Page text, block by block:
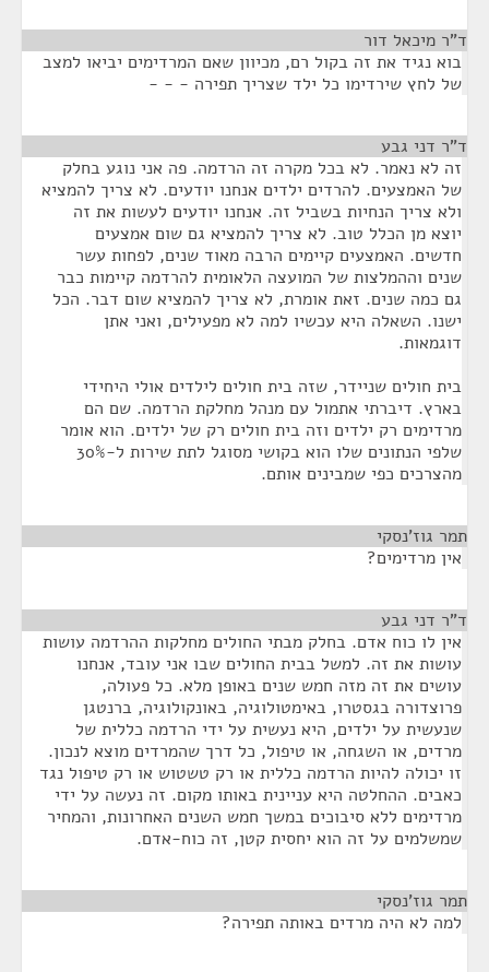
ד"ר מיכאל דור
בוא נגיד את זה בקול רם, מכיוון שאם המרדימים יביאו למצב
של לחץ שירדימו כל ילד שצריך תפירה - - -
ד"ר דני גבע
זה לא נאמר. לא בכל מקרה זה הרדמה. פה אני נוגע בחלק
של האמצעים. להרדים ילדים אנחנו יודעים. לא צריך להמציא
ולא צריך הנחיות בשביל זה. אנחנו יודעים לעשות את זה
יוצא מן הכלל טוב. לא צריך להמציא גם שום אמצעים
חדשים. האמצעים קיימים הרבה מאוד שנים, לפחות עשר
שנים וההמלצות של המועצה הלאומית להרדמה קיימות כבר
גם כמה שנים. זאת אומרת, לא צריך להמציא שום דבר. הכל
ישנו. השאלה היא עכשיו למה לא מפעילים, ואני אתן
דוגמאות.
בית חולים שניידר, שזה בית חולים לילדים אולי היחידי
בארץ. דיברתי אתמול עם מנהל מחלקת הרדמה. שם הם
מרדימים רק ילדים וזה בית חולים רק של ילדים. הוא אומר
שלפי הנתונים שלו הוא בקושי מסוגל לתת שירות ל-30%
מהצרכים כפי שמבינים אותם.
תמר גוז'נסקי
אין מרדימים?
ד"ר דני גבע
אין לו כוח אדם. בחלק מבתי החולים מחלקות ההרדמה עושות
עושות את זה. למשל בבית החולים שבו אני עובד, אנחנו
עושים את זה מזה חמש שנים באופן מלא. כל פעולה,
פרוצדורה בגסטרו, באימטולוגיה, באונקולוגיה, ברנטגן
שנעשית על ילדים, היא נעשית על ידי הרדמה כללית של
מרדים, או השגחה, או טיפול, כל דרך שהמרדים מוצא לנכון.
זו יכולה להיות הרדמה כללית או רק טשטוש או רק טיפול נגד
כאבים. ההחלטה היא עניינית באותו מקום. זה נעשה על ידי
מרדימים ללא סיבוכים במשך חמש השנים האחרונות, והמחיר
שמשלמים על זה הוא יחסית קטן, זה כוח-אדם.
תמר גוז'נסקי
למה לא היה מרדים באותה תפירה?